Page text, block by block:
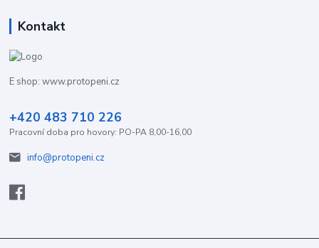
Kontakt
E shop: www.protopeni.cz
+420 483 710 226
Pracovní doba pro hovory: PO-PA 8,00-16,00
info@protopeni.cz